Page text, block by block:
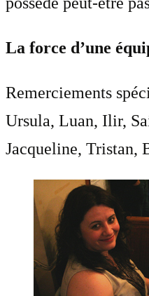
La force d’une
Remerciements
Ursula, Luan, Ilir,
Jacqueline, Tristan,